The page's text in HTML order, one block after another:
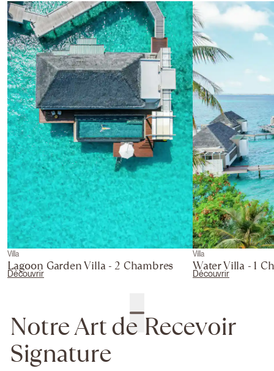
Villa
Lagoon Garden Villa - 2 Chambres
Découvrir
Villa
Water Villa - 1
Découvrir
Notre Art de Recevoir
Signature